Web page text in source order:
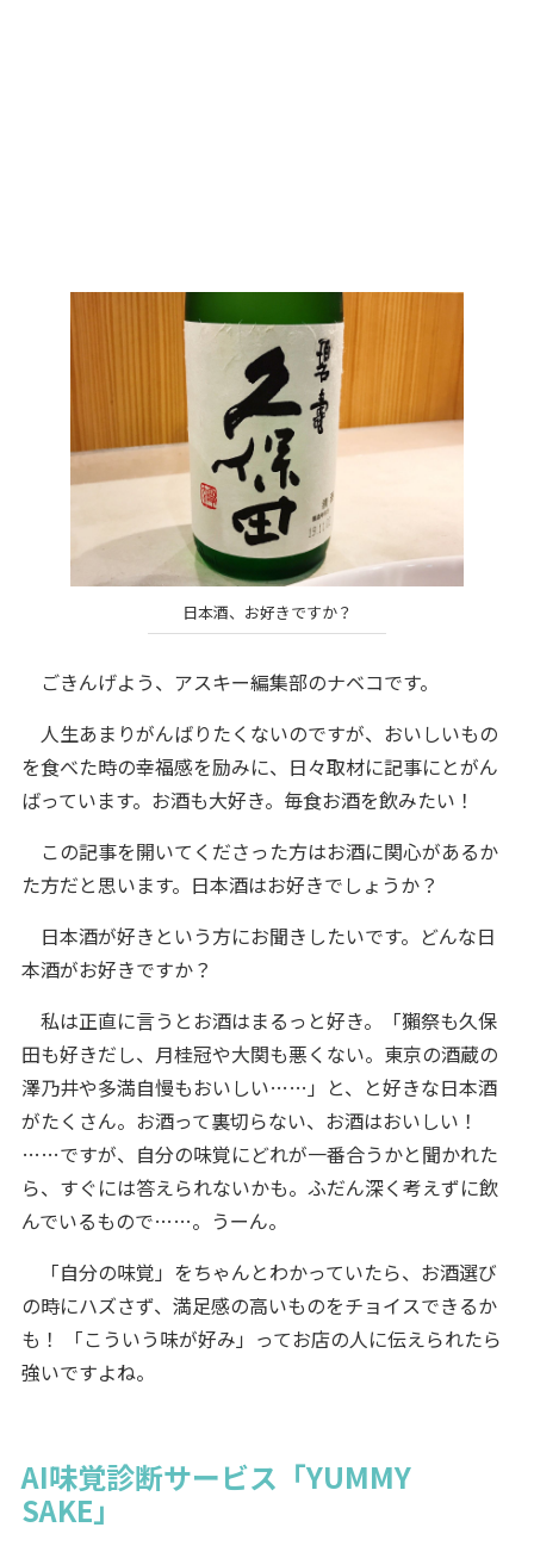
日本酒、お好きですか？
ごきんげよう、アスキー編集部のナベコです。
人生あまりがんばりたくないのですが、おいしいもの
を食べた時の幸福感を励みに、日々取材に記事にとがん
ばっています。お酒も大好き。毎食お酒を飲みたい！
この記事を開いてくださった方はお酒に関心があるか
た方だと思います。日本酒はお好きでしょうか？
日本酒が好きという方にお聞きしたいです。どんな日
本酒がお好きですか？
私は正直に言うとお酒はまるっと好き。「獺祭も久保
田も好きだし、月桂冠や大関も悪くない。東京の酒蔵の
澤乃井や多満自慢もおいしい……」と、と好きな日本酒
がたくさん。お酒って裏切らない、お酒はおいしい！
……ですが、自分の味覚にどれが一番合うかと聞かれた
ら、すぐには答えられないかも。ふだん深く考えずに飲
んでいるもので……。うーん。
「自分の味覚」をちゃんとわかっていたら、お酒選び
の時にハズさず、満足感の高いものをチョイスできるか
も！ 「こういう味が好み」ってお店の人に伝えられたら
強いですよね。
AI味覚診断サービス「YUMMY
SAKE」